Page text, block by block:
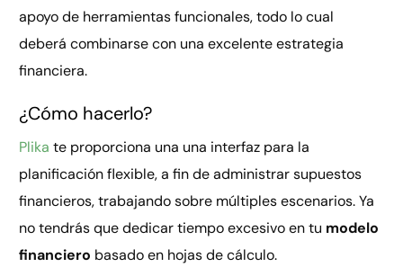
apoyo de herramientas funcionales, todo lo cual
deberá combinarse con una excelente estrategia
financiera.
¿Cómo hacerlo?
Plika te proporciona una una interfaz para la
planificación flexible, a fin de administrar supuestos
financieros, trabajando sobre múltiples escenarios. Ya
no tendrás que dedicar tiempo excesivo en tu modelo
financiero basado en hojas de cálculo.